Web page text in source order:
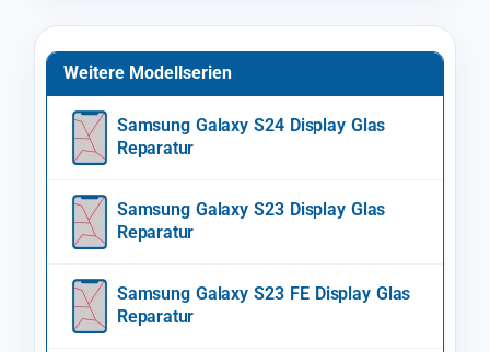
Weitere Modellserien
Samsung Galaxy S24 Display Glas
Reparatur
Samsung Galaxy S23 Display Glas
Reparatur
Samsung Galaxy S23 FE Display Glas
Reparatur